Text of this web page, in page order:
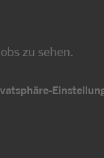
zu sehen.